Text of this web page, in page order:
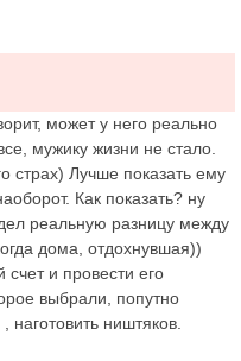
может у него реально
мужику жизни не стало.
страх) Лучше показать ему
Как показать? ну
реальную разницу между
дома, отдохнувшая))
счет и провести его
выбрали, попутно
наготовить ништяков.